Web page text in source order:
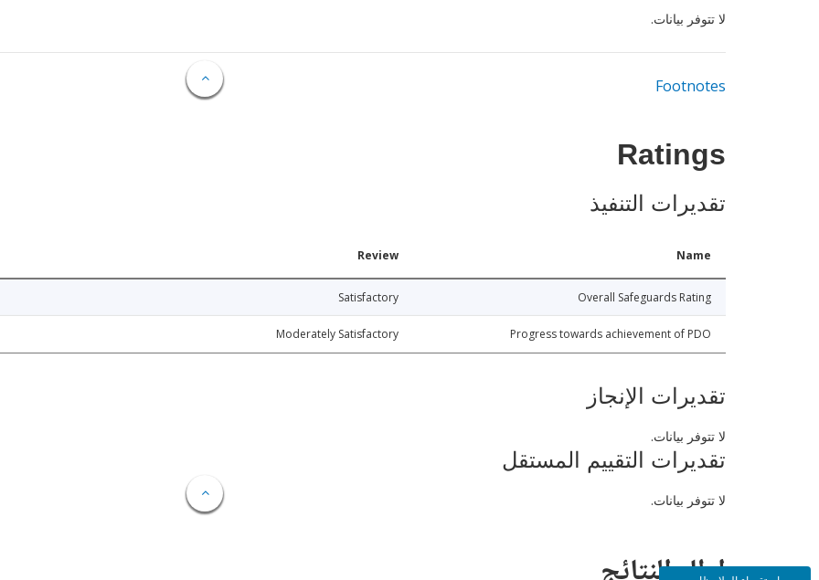
لا تتوفر بيانات.
Footnotes
Ratings
تقديرات التنفيذ
Name
Review
Overall Safeguards Rating
Satisfactory
Progress towards achievement of PDO
Moderately Satisfactory
تقديرات الإنجاز
لا تتوفر بيانات.
تقديرات التقييم المستقل
لا تتوفر بيانات.